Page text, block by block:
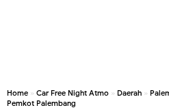
Home » Car Free Night Atmo » Daerah »
Pemkot Palembang